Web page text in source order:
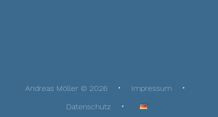
Andreas Möller © 2026
Impressum
Datenschutz